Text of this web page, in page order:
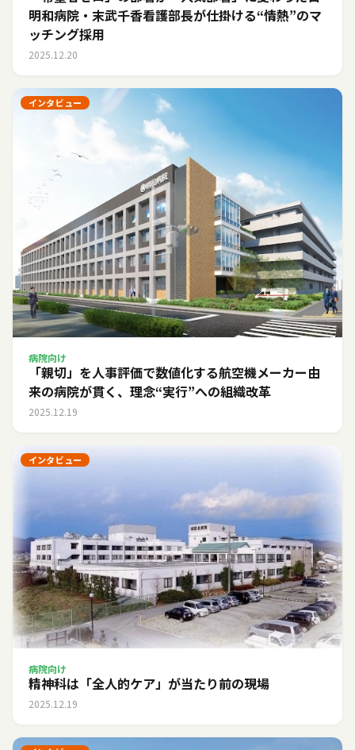
明和病院・末武千香看護部長が仕掛ける“情熱”のマ
ッチング採用
2025.12.20
インタビュー
病院向け
「親切」を人事評価で数値化する――航空機メーカー由
来の病院が貫く、理念“実行”への組織改革
2025.12.19
インタビュー
病院向け
精神科は「全人的ケア」が当たり前の現場
2025.12.19